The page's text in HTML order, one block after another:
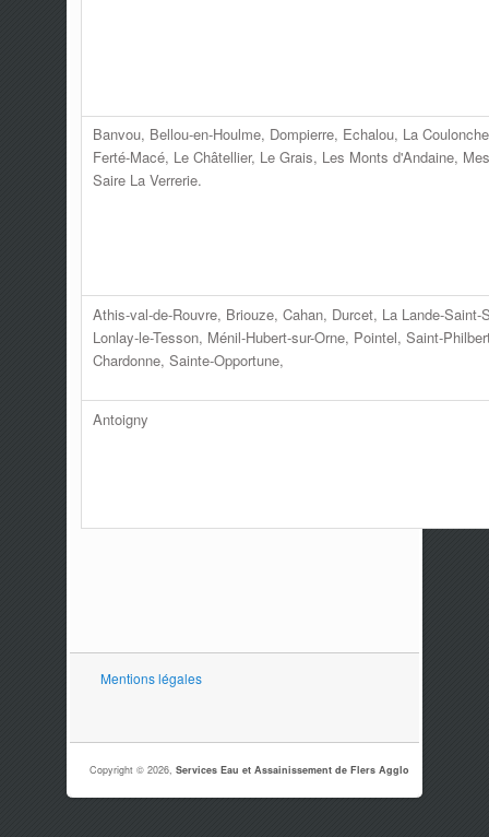
Banvou, Bellou-en-Houlme, Dompierre, Echalou, La
Ferté-Macé, Le Châtellier, Le Grais, Les Monts d'Andaine,
Saire La Verrerie.
Athis-val-de-Rouvre, Briouze, Cahan, Durcet, La Lande-Saint-
Lonlay-le-Tesson, Ménil-Hubert-sur-Orne, Pointel, Saint-
Chardonne, Sainte-Opportune,
Antoigny
Mentions légales
Copyright © 2026,Services Eau et Assainissement de Flers Agglo